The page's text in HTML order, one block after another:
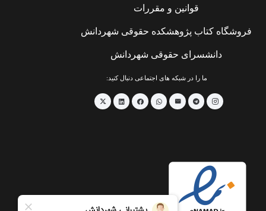
قوانین و مقررات
فروشگاه کتاب پژوهشکده حقوقی شهردانش
دانشسرای حقوقی شهردانش
ما را در شبکه های اجتماعی دنبال کنید: